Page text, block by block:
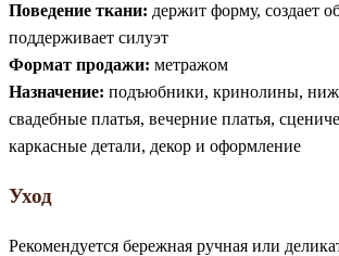
Поведение ткани: держит форму, создает
поддерживает силуэт
Формат продажи: метражом
Назначение: подъюбники, кринолины,
свадебные платья, вечерние платья,
каркасные детали, декор и оформление
Уход
Рекомендуется бережная ручная или